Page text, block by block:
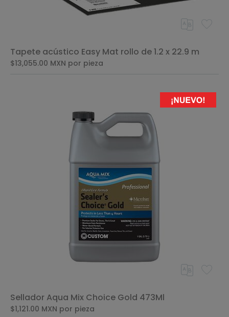
Tapete acústico Easy Mat rollo de 1.2 x 22.9 m
$13,055.00 MXN por pieza
Sellador Aqua Mix Choice Gold 473Ml
$1,121.00 MXN por pieza